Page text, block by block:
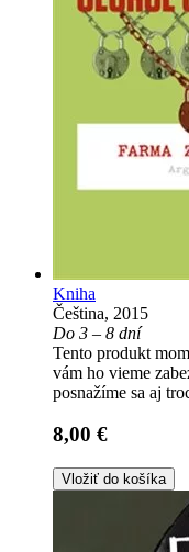
Kniha
Čeština, 2015
Do 3 – 8 dní
Tento produkt
vám ho vieme
posnažíme sa aj
8,00 €
Vložiť do košíka